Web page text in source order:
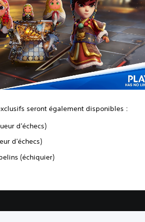
seront également disponibles :
d'échecs)
d'échecs)
(échiquier)